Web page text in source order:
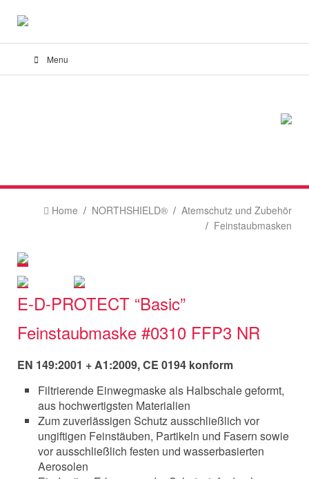
Menu
Home NORTHSHIELD®
Atemschutz und Zubehör
Feinstaubmasken
E-D-PROTECT “Basic”
Feinstaubmaske #0310 FFP3 NR
EN 149:2001 + A1:2009, CE 0194 konform
Filtrierende Einwegmaske als Halbschale geformt,
aus hochwertigsten Materialien
Zum zuverlässigen Schutz ausschließlich vor
ungiftigen Feinstäuben, Partikeln und Fasern sowie
vor ausschließlich festen und wasserbasierten
Aerosolen